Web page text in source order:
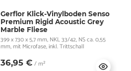
Gerflor Klick-Vinylboden Senso
Premium Rigid Acoustic Grey
Marble Fliese
399 x 730 x 5,7 mm, NKL 33/42, NS ca. 0,55
mm, mit Microfase, inkl. Trittschall
36,95 € / m²